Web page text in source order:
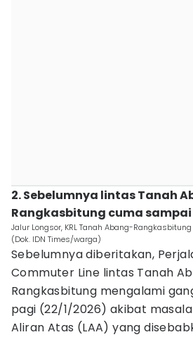
2. Sebelumnya lintas Tanah
Rangkasbitung cuma
Jalur Longsor, KRL Tanah Abang-
(Dok. IDN Times/warga)
Sebelumnya diberitakan,
Commuter Line lintas Tanah
Rangkasbitung mengalami
pagi (22/1/2026) akibat
Aliran Atas (LAA) yang